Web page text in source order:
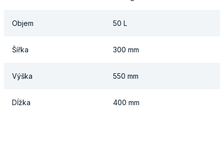
Objem 50 L
Šířka 300 mm
Výška 550 mm
Dĺžka 400 mm